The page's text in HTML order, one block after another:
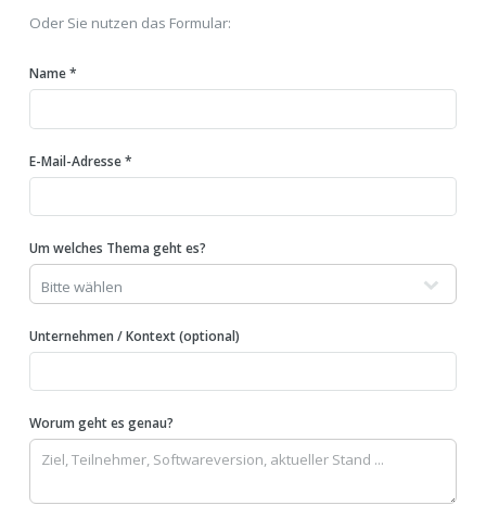
Oder Sie nutzen das Formular:
Name *
E-Mail-Adresse *
Um welches Thema geht es?
Unternehmen / Kontext (optional)
Worum geht es genau?